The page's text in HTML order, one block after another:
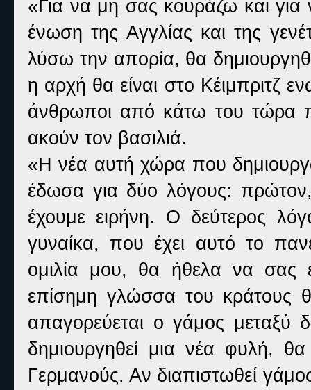
«Για να μη σας κουράζω και
ένωση της Αγγλίας και της
λύσω την απορία, θα
η αρχή θα είναι στο Κέιμπριτζ
άνθρωποι από κάτω του τώρα
ακούν τον βασιλιά.
«Η νέα αυτή χώρα που
έδωσα για δύο λόγους:
έχουμε ειρήνη. Ο δεύτερος
γυναίκα, που έχει αυτό το
ομιλία μου, θα ήθελα να
επίσημη γλώσσα του κράτους
απαγορεύεται ο γάμος μεταξύ
δημιουργηθεί μια νέα φυλή,
Γερμανούς. Αν διαπιστωθεί